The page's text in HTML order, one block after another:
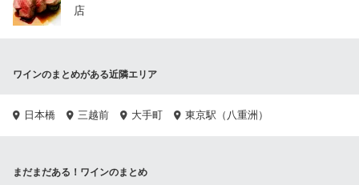
店
ワインのまとめがある近隣エリア
日本橋 三越前 大手町 東京駅（八重洲）
まだまだある！ワインのまとめ